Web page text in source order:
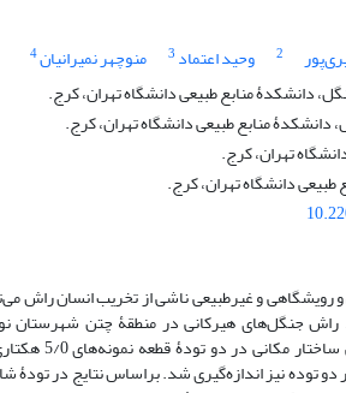
2 وحید اعتماد 3 منوچهر نمیرانیان4
دانشکدۀ منابع طبیعی دانشگاه تهران، کرج.
منابع طبیعی دانشگاه تهران، کرج.
تهران، کرج.
دانشگاه تهران، کرج.
رویشگاهی و غیرطبیعی ناشی از تخریب انسان راش
راش جنگل‌های هیرکانی در منطقۀ چتن شهرستان